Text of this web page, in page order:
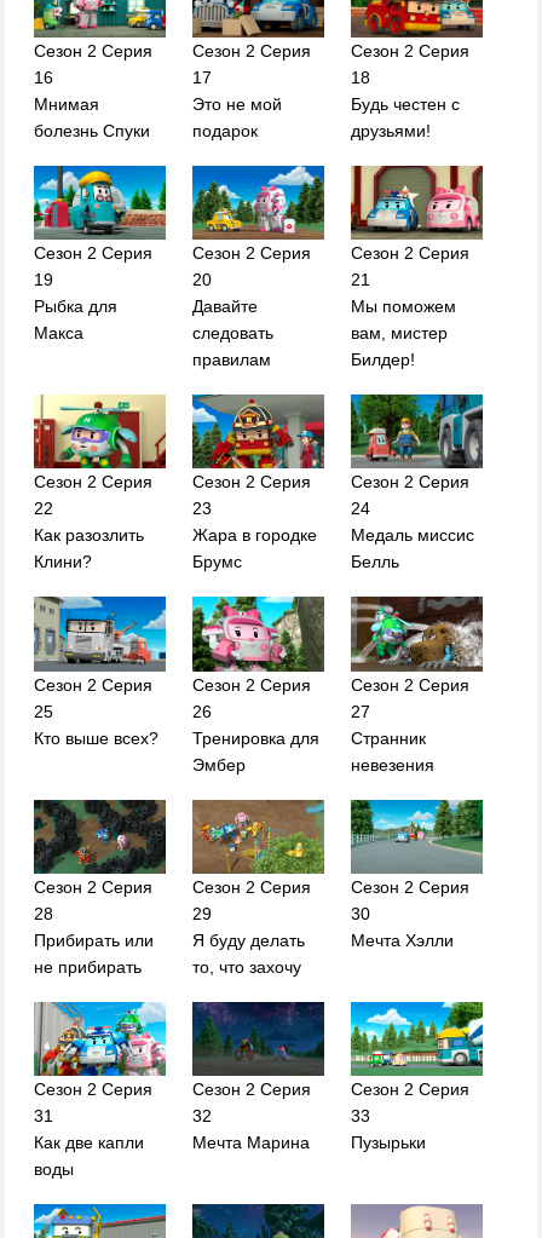
Сезон 2 Серия
16
Мнимая
болезнь Спуки
Сезон 2 Серия
17
Это не мой
подарок
Сезон 2 Серия
18
Будь честен с
друзьями!
Сезон 2 Серия
19
Рыбка для
Макса
Сезон 2 Серия
20
Давайте
следовать
правилам
Сезон 2 Серия
21
Мы поможем
вам, мистер
Билдер!
Сезон 2 Серия
22
Как разозлить
Клини?
Сезон 2 Серия
23
Жара в городке
Брумс
Сезон 2 Серия
24
Медаль миссис
Белль
Сезон 2 Серия
25
Кто выше всех?
Сезон 2 Серия
26
Тренировка для
Эмбер
Сезон 2 Серия
27
Странник
невезения
Сезон 2 Серия
28
Прибирать или
не прибирать
Сезон 2 Серия
29
Я буду делать
то, что захочу
Сезон 2 Серия
30
Мечта Хэлли
Сезон 2 Серия
31
Как две капли
воды
Сезон 2 Серия
32
Мечта Марина
Сезон 2 Серия
33
Пузырьки